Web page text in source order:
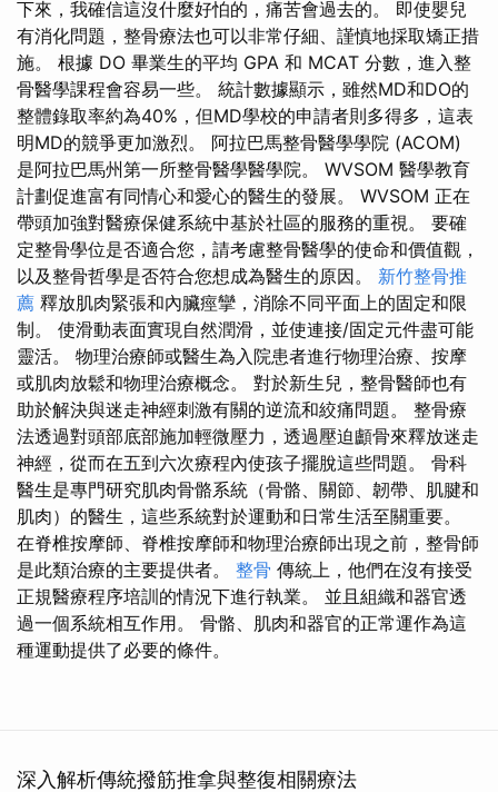
下來，我確信這沒什麼好怕的，痛苦會過去的。 即使嬰兒
有消化問題，整骨療法也可以非常仔細、謹慎地採取矯正措
施。 根據 DO 畢業生的平均 GPA 和 MCAT 分數，進入整
骨醫學課程會容易一些。 統計數據顯示，雖然MD和DO的
整體錄取率約為40%，但MD學校的申請者則多得多，這表
明MD的競爭更加激烈。 阿拉巴馬整骨醫學學院 (ACOM)
是阿拉巴馬州第一所整骨醫學醫學院。 WVSOM 醫學教育
計劃促進富有同情心和愛心的醫生的發展。 WVSOM 正在
帶頭加強對醫療保健系統中基於社區的服務的重視。 要確
定整骨學位是否適合您，請考慮整骨醫學的使命和價值觀，
以及整骨哲學是否符合您想成為醫生的原因。 新竹整骨推
薦 釋放肌肉緊張和內臟痙攣，消除不同平面上的固定和限
制。 使滑動表面實現自然潤滑，並使連接/固定元件盡可能
靈活。 物理治療師或醫生為入院患者進行物理治療、按摩
或肌肉放鬆和物理治療概念。 對於新生兒，整骨醫師也有
助於解決與迷走神經刺激有關的逆流和絞痛問題。 整骨療
法透過對頭部底部施加輕微壓力，透過壓迫顱骨來釋放迷走
神經，從而在五到六次療程內使孩子擺脫這些問題。 骨科
醫生是專門研究肌肉骨骼系統（骨骼、關節、韌帶、肌腱和
肌肉）的醫生，這些系統對於運動和日常生活至關重要。
在脊椎按摩師、脊椎按摩師和物理治療師出現之前，整骨師
是此類治療的主要提供者。 整骨 傳統上，他們在沒有接受
正規醫療程序培訓的情況下進行執業。 並且組織和器官透
過一個系統相互作用。 骨骼、肌肉和器官的正常運作為這
種運動提供了必要的條件。
深入解析傳統撥筋推拿與整復相關療法